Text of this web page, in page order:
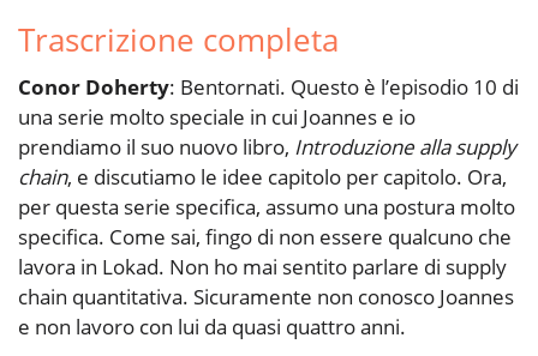
Trascrizione completa
Conor Doherty: Bentornati. Questo è l’episodio 10 di
una serie molto speciale in cui Joannes e io
prendiamo il suo nuovo libro, Introduzione alla supply
chain, e discutiamo le idee capitolo per capitolo. Ora,
per questa serie specifica, assumo una postura molto
specifica. Come sai, fingo di non essere qualcuno che
lavora in Lokad. Non ho mai sentito parlare di supply
chain quantitativa. Sicuramente non conosco Joannes
e non lavoro con lui da quasi quattro anni.